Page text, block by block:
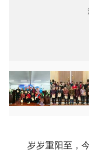
3
of
16
3
of
岁岁重阳至，